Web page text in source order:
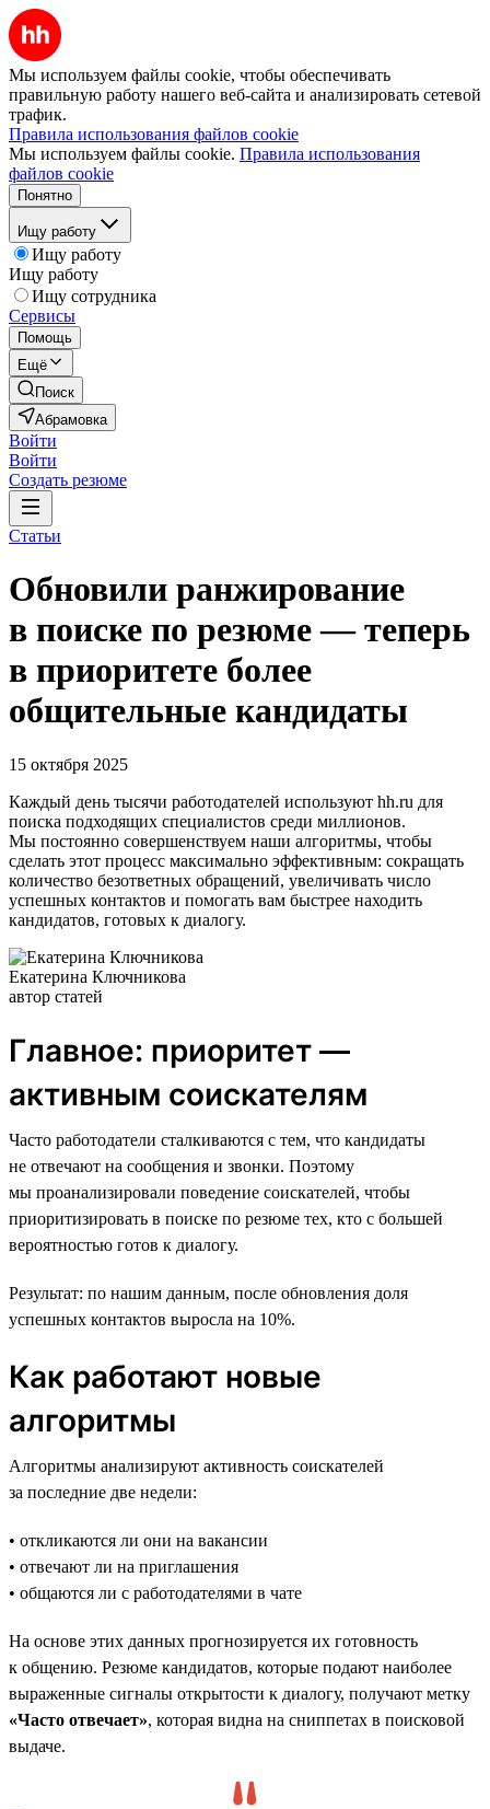
Мы используем файлы cookie, чтобы обеспечивать
правильную работу нашего веб-сайта и анализировать сетевой
трафик.
Правила использования файлов cookie
Мы используем файлы cookie. Правила использования
файлов cookie
Понятно
Ищу работу
Ищу работу
Ищу работу
Ищу сотрудника
Сервисы
Помощь
Ещё
Поиск
Абрамовка
Войти
Войти
Создать резюме
Статьи
Обновили ранжирование
в поиске по резюме — теперь
в приоритете более
общительные кандидаты
15 октября 2025
Каждый день тысячи работодателей используют hh.ru для
поиска подходящих специалистов среди миллионов.
Мы постоянно совершенствуем наши алгоритмы, чтобы
сделать этот процесс максимально эффективным: сокращать
количество безответных обращений, увеличивать число
успешных контактов и помогать вам быстрее находить
кандидатов, готовых к диалогу.
Екатерина Ключникова
автор статей
Главное: приоритет —
активным соискателям
Часто работодатели сталкиваются с тем, что кандидаты
не отвечают на сообщения и звонки. Поэтому
мы проанализировали поведение соискателей, чтобы
приоритизировать в поиске по резюме тех, кто с большей
вероятностью готов к диалогу.
Результат: по нашим данным, после обновления доля
успешных контактов выросла на 10%.
Как работают новые
алгоритмы
Алгоритмы анализируют активность соискателей
за последние две недели:
• откликаются ли они на вакансии
• отвечают ли на приглашения
• общаются ли с работодателями в чате
На основе этих данных прогнозируется их готовность
к общению. Резюме кандидатов, которые подают наиболее
выраженные сигналы открытости к диалогу, получают метку
«Часто отвечает», которая видна на сниппетах в поисковой
выдаче.